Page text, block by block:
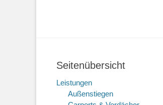
Seitenübersicht
Leistungen
Außenstiegen